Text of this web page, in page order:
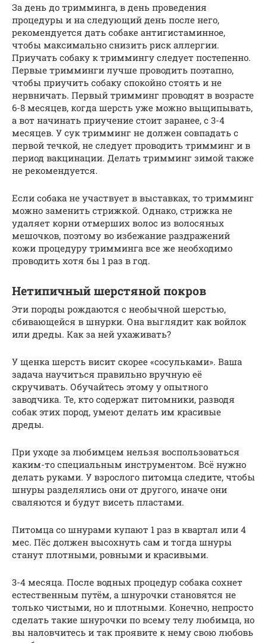
За день до тримминга, в день проведения
процедуры и на следующий день после него,
рекомендуется дать собаке антигистаминное,
чтобы максимально снизить риск аллергии.
Приучать собаку к триммингу следует постепенно.
Первые тримминги лучше проводить поэтапно,
чтобы приучить собаку спокойно стоять и не
нервничать. Первый тримминг проводят в возрасте
6-8 месяцев, когда шерсть уже можно выщипывать,
а вот начинать приучение стоит заранее, с 3-4
месяцев. У сук тримминг не должен совпадать с
первой течкой, не следует проводить тримминг и в
период вакцинации. Делать тримминг зимой также
не рекомендуется.
Если собака не участвует в выставках, то тримминг
можно заменить стрижкой. Однако, стрижка не
удаляет корни отмерших волос из волосяных
мешочков, поэтому во избежание раздражений
кожи процедуру тримминга все же необходимо
проводить хотя бы 1 раз в год.
Нетипичный шерстяной покров
Эти породы рождаются с необычной шерстью,
сбивающейся в шнурки. Она выглядит как войлок
или дреды. Как за ней ухаживать?
У щенка шерсть висит скорее «сосульками». Ваша
задача научиться правильно вручную её
скручивать. Обучайтесь этому у опытного
заводчика. Те, кто содержат питомники, разводя
собак этих пород, умеют делать им красивые
дреды.
При уходе за любимцем нельзя воспользоваться
каким-то специальным инструментом. Всё нужно
делать руками. У взрослого питомца следите, чтобы
шнуры разделялись они от другого, иначе они
сваляются и будут висеть пластами.
Питомца со шнурами купают 1 раз в квартал или 4
мес. Пёс должен высохнуть сам и тогда шнуры
станут плотными, ровными и красивыми.
3-4 месяца. После водных процедур собака сохнет
естественным путём, а шнурочки становятся не
только чистыми, но и плотными. Конечно, непросто
сделать такие шнурочки по всему телу любимца, но
вы наловчитесь и так проявите к нему свою любовь